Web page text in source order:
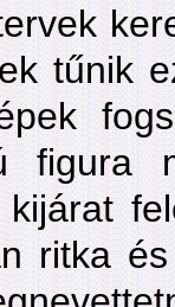
tűnik
ritka